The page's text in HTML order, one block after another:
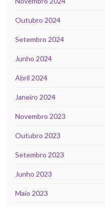
Outubro 2024
Setembro 2024
Junho 2024
Abril 2024
Janeiro 2024
Novembro 2023
Outubro 2023
Setembro 2023
Junho 2023
Maio 2023